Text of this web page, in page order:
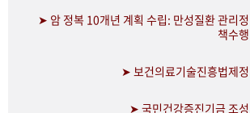
➤ 암 정복 10개년 계획 수립: 만성질환 관리정
책수행
➤ 보건의료기술진흥법제정
➤ 국민건강증진기금 조성